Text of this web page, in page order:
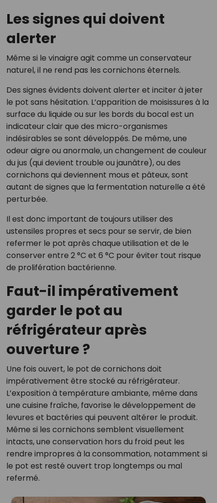
Les signes qui doivent
alerter
Même si le vinaigre agit comme un conservateur
naturel, il ne rend pas les cornichons éternels.
Des signes évidents doivent alerter et inciter à jeter
le pot sans hésitation. L’apparition de moisissures à la
surface du liquide ou sur les bords du bocal est un
indicateur clair que des micro-organismes
indésirables se sont développés. De même, une
odeur aigre ou anormale, un changement de couleur
du jus (qui devient trouble ou jaunâtre), ou des
cornichons qui deviennent mous et pâteux, sont
autant de signes que la fermentation naturelle a été
perturbée.
Il est donc important de toujours utiliser des
ustensiles propres et secs pour se servir, de bien
refermer le pot après chaque utilisation et de le
conserver entre 2 °C et 6 °C pour éviter tout risque
de prolifération bactérienne.
Faut-il impérativement
garder le pot au
réfrigérateur après
ouverture ?
Une fois ouvert, le pot de cornichons doit
impérativement être stocké au réfrigérateur.
L’exposition à température ambiante, même dans
une cuisine fraîche, favorise le développement de
levures et bactéries qui peuvent altérer le produit.
Même si les cornichons semblent visuellement
intacts, une conservation hors du froid peut les
rendre impropres à la consommation, notamment si
le pot est resté ouvert trop longtemps ou mal
refermé.